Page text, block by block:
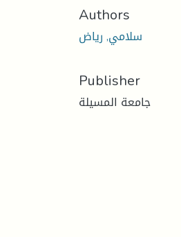
Authors
سلامي, رياض
Publisher
جامعة المسيلة